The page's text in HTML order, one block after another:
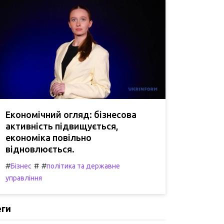
Економічний огляд: бізнесова
активність підвищується,
економіка повільно
відновлюється.
#Бізнес # #політика та державне
управління